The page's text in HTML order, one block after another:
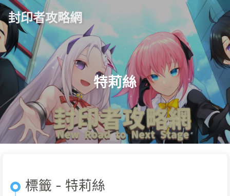
封印者攻略網
特莉絲
標籤 - 特莉絲